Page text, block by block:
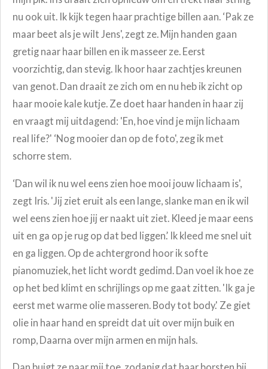
nu ook uit. Ik kijk tegen haar prachtige billen aan. ‘Pak ze
maar beet als je wilt Jens', zegt ze. Mijn handen gaan
gretig naar haar billen en ik masseer ze. Eerst
voorzichtig, dan stevig. Ik hoor haar zachtjes kreunen
van genot. Dan draait ze zich om en nu heb ik zicht op
haar mooie kale kutje. Ze doet haar handen in haar zij
en vraagt mij uitdagend: 'En, hoe vind je mijn lichaam
real life?' ‘Nog mooier dan op de foto', zeg ik met
schorre stem.
‘Dan wil ik nu wel eens zien hoe mooi jouw lichaam is',
zegt Iris. 'Jij ziet eruit als een lange, slanke man en ik wil
wel eens zien hoe jij er naakt uit ziet. Kleed je maar eens
uit en ga op je rug op dat bed liggen.’ Ik kleed me snel uit
en ga liggen. Op de achtergrond hoor ik softe
pianomuziek, het licht wordt gedimd. Dan voel ik hoe ze
op het bed klimt en schrijlings op me gaat zitten. 'Ik ga je
eerst met warme olie masseren. Body tot body.' Ze giet
olie in haar hand en spreidt dat uit over mijn buik en
romp, Daarna over mijn armen en mijn hals.